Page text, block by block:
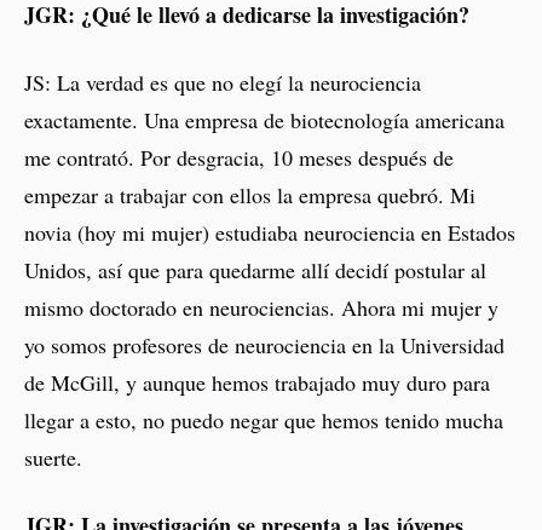
JGR: ¿Qué le llevó a dedicarse la investigación?
JS: La verdad es que no elegí la neurociencia
exactamente. Una empresa de biotecnología americana
me contrató. Por desgracia, 10 meses después de
empezar a trabajar con ellos la empresa quebró. Mi
novia (hoy mi mujer) estudiaba neurociencia en Estados
Unidos, así que para quedarme allí decidí postular al
mismo doctorado en neurociencias. Ahora mi mujer y
yo somos profesores de neurociencia en la Universidad
de McGill, y aunque hemos trabajado muy duro para
llegar a esto, no puedo negar que hemos tenido mucha
suerte.